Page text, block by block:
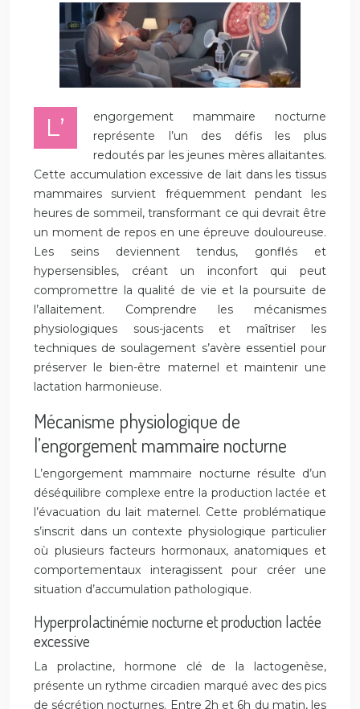
L’
engorgement mammaire nocturne
représente l’un des défis les plus
redoutés par les jeunes mères allaitantes.
Cette accumulation excessive de lait dans les tissus
mammaires survient fréquemment pendant les
heures de sommeil, transformant ce qui devrait être
un moment de repos en une épreuve douloureuse.
Les seins deviennent tendus, gonflés et
hypersensibles, créant un inconfort qui peut
compromettre la qualité de vie et la poursuite de
l’allaitement. Comprendre les mécanismes
physiologiques sous-jacents et maîtriser les
techniques de soulagement s’avère essentiel pour
préserver le bien-être maternel et maintenir une
lactation harmonieuse.
Mécanisme physiologique de
l’engorgement mammaire nocturne
L’engorgement mammaire nocturne résulte d’un
déséquilibre complexe entre la production lactée et
l’évacuation du lait maternel. Cette problématique
s’inscrit dans un contexte physiologique particulier
où plusieurs facteurs hormonaux, anatomiques et
comportementaux interagissent pour créer une
situation d’accumulation pathologique.
Hyperprolactinémie nocturne et production lactée
excessive
La prolactine, hormone clé de la lactogenèse,
présente un rythme circadien marqué avec des pics
de sécrétion nocturnes. Entre 2h et 6h du matin, les